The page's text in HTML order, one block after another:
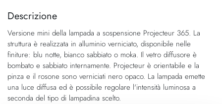
fine
galleria
di
immagini
della
di
immagini
Descrizione
Versione mini della lampada a sospensione Projecteur 365. La
struttura è realizzata in alluminio verniciato, disponibile nelle
finiture: blu notte, bianco sabbiato o moka. Il vetro diffusore è
bombato e sabbiato internamente. Projecteur è orientabile e la
pinza e il rosone sono verniciati nero opaco. La lampada emette
una luce diffusa ed è possibile regolare l'intensità luminosa a
seconda del tipo di lampadina scelto.